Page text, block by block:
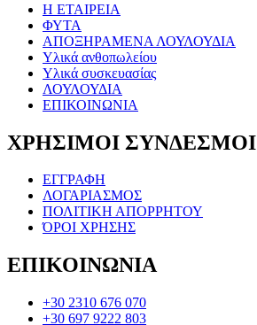
Η ΕΤΑΙΡΕΙΑ
ΦΥΤΑ
ΑΠΟΞΗΡΑΜΕΝΑ ΛΟΥΛΟΥΔΙΑ
Υλικά ανθοπωλείου
Υλικά συσκευασίας
ΛΟΥΛΟΥΔΙΑ
ΕΠΙΚΟΙΝΩΝΙΑ
ΧΡΗΣΙΜΟΙ ΣΥΝΔΕΣΜΟΙ
ΕΓΓΡΑΦΗ
ΛΟΓΑΡΙΑΣΜΟΣ
ΠΟΛΙΤΙΚΗ ΑΠΟΡΡΗΤΟΥ
ΌΡΟΙ ΧΡΗΣΗΣ
ΕΠΙΚΟΙΝΩΝΙΑ
+30 2310 676 070
+30 697 9222 803